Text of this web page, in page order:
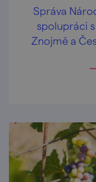
Správa
spolupráci
Znojmě a